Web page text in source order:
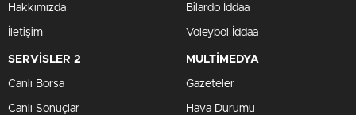
Hakkımızda
İletişim
Bilardo İddaa
Voleybol İddaa
SERVİSLER 2
Canlı Borsa
Canlı Sonuçlar
MULTİMEDYA
Gazeteler
Hava Durumu